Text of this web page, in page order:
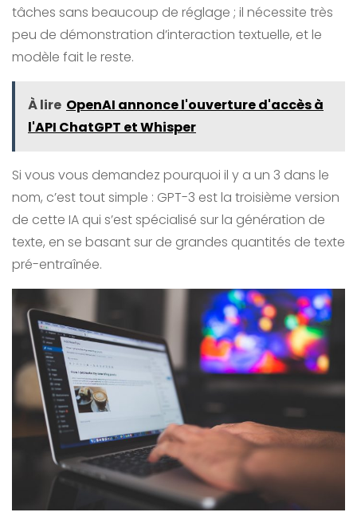
tâches sans beaucoup de réglage ; il nécessite très
peu de démonstration d’interaction textuelle, et le
modèle fait le reste.
À lire OpenAI annonce l'ouverture d'accès à
l'API ChatGPT et Whisper
Si vous vous demandez pourquoi il y a un 3 dans le
nom, c’est tout simple : GPT-3 est la troisième version
de cette IA qui s’est spécialisé sur la génération de
texte, en se basant sur de grandes quantités de texte
pré-entraînée.